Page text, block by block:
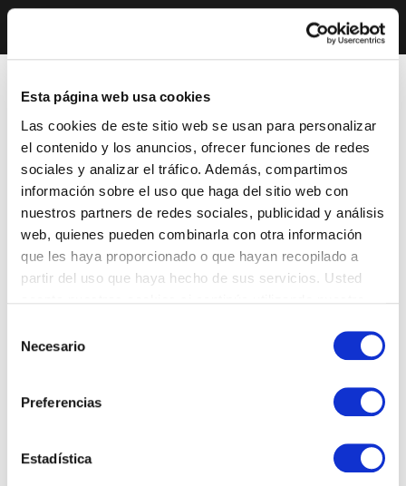
Esta página web usa cookies
Las cookies de este sitio web se usan para personalizar
el contenido y los anuncios, ofrecer funciones de redes
sociales y analizar el tráfico. Además, compartimos
información sobre el uso que haga del sitio web con
nuestros partners de redes sociales, publicidad y análisis
web, quienes pueden combinarla con otra información
que les haya proporcionado o que hayan recopilado a
partir del uso que haya hecho de sus servicios. Usted
Necesario
Preferencias
Estadística